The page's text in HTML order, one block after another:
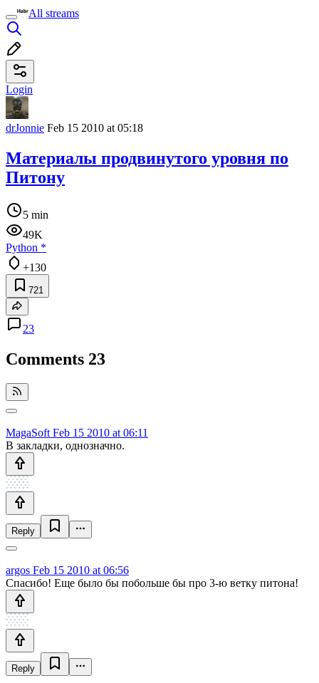
All streams
Login
drJonnie Feb 15 2010 at 05:18
Материалы продвинутого уровня по
Питону
5 min
49K
Python *
+130
721
23
Comments 23
MagaSoft Feb 15 2010 at 06:11
В закладки, однозначно.
Reply
argos Feb 15 2010 at 06:56
Спасибо! Еще было бы побольше бы про 3-ю ветку питона!
Reply